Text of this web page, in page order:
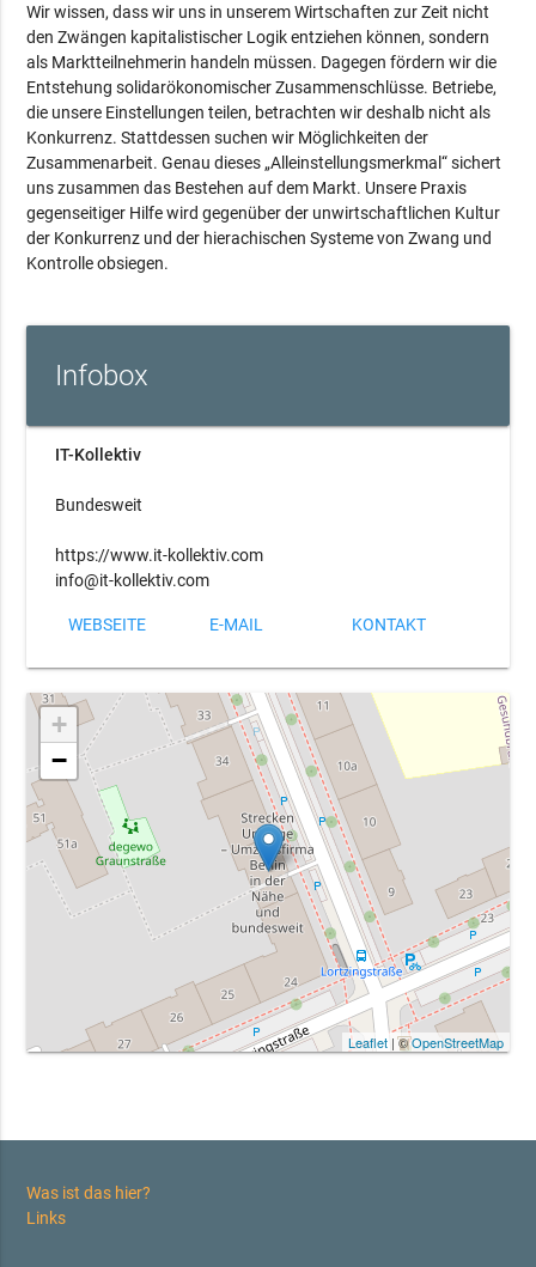
Wir wissen, dass wir uns in unserem Wirtschaften zur Zeit nicht
den Zwängen kapitalistischer Logik entziehen können, sondern
als Marktteilnehmerin handeln müssen. Dagegen fördern wir die
Entstehung solidarökonomischer Zusammenschlüsse. Betriebe,
die unsere Einstellungen teilen, betrachten wir deshalb nicht als
Konkurrenz. Stattdessen suchen wir Möglichkeiten der
Zusammenarbeit. Genau dieses „Alleinstellungsmerkmal“ sichert
uns zusammen das Bestehen auf dem Markt. Unsere Praxis
gegenseitiger Hilfe wird gegenüber der unwirtschaftlichen Kultur
der Konkurrenz und der hierachischen Systeme von Zwang und
Kontrolle obsiegen.
Infobox
IT-Kollektiv
Bundesweit
https://www.it-kollektiv.com
info@it-kollektiv.com
WEBSEITE E-MAIL KONTAKT
+
−
Leaflet| ©OpenStreetMap
Was ist das hier?
Links